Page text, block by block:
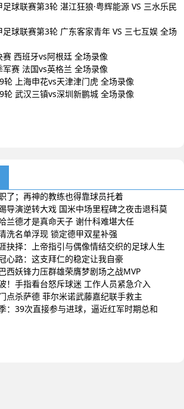
球联赛第3轮 湛江狂狼·粤辉能源 VS 三水乐民
球联赛第3轮 广东客家青年 VS 三七互娱 全场
西班牙vs阿根廷 全场录像
赛 法国vs英格兰 全场录像
上海申花vs天津津门虎 全场录像
武汉三镇vs深圳新鹏城 全场录像
了；再神的教练也得靠球员托着
导演逆转大戏 国米中场里程碑之夜击退科莫
兰德才是真命天子 谢什科难堪大任
洗名单浮现 锁定德甲双星补强
抉择：上帝指引与偶像情结交织的足球人生
心路：这支拜仁的稳定让我自豪
西妖锋力压群雄荣膺梦剧场之战MVP
！手指看台怒斥球迷 工作人员紧急介入
点杀萨德 菲尔米诺武藤嘉纪联手救主
：39次直接参与进球，逼近红军时期总和